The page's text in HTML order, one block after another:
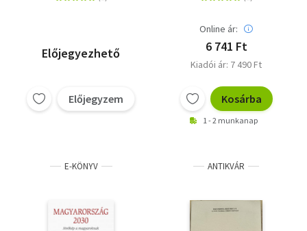
Előjegyezhető
Előjegyzem
Online ár:
6 741 Ft
Kiadói ár: 7 490 Ft
Kosárba
1 - 2 munkanap
E-KÖNYV ANTIKVÁR